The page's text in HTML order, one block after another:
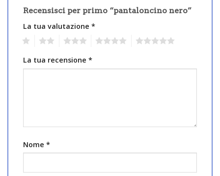
Recensisci per primo “pantaloncino nero”
La tua valutazione *
La tua recensione *
Nome *